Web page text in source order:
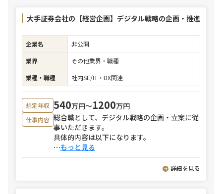
大手証券会社の【経営企画】デジタル戦略の企画・推進
企業名
非公開
業界
その他業界・職種
業種・職種
社内SE/IT・DX関連
想定年収 540万円〜1200万円
仕事内容 総合職として、デジタル戦略の企画・立案に従
事いただきます。
具体的内容は以下になります。
⋯もっと見る
詳細を見る